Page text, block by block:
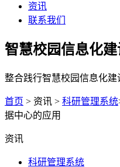
资讯
联系我们
智慧校园信息化
整合践行智慧校园信息化建
首页 > 资讯 > 科研管理系统
据中心的应用
资讯
科研管理系统